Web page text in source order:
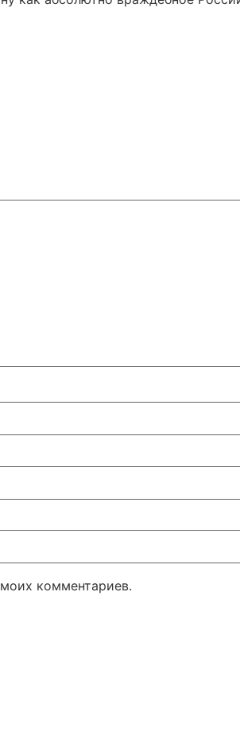
комментариев.